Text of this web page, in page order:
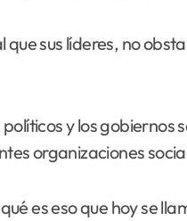
que sus líderes, no
y los
organizaciones
es eso que hoy se